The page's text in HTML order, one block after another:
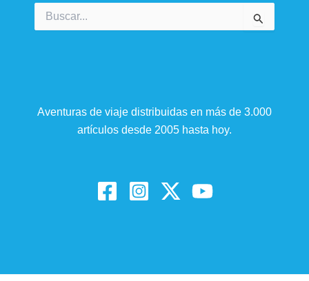
Buscar
por:
Aventuras de viaje distribuidas en más de 3.000
artículos desde 2005 hasta hoy.